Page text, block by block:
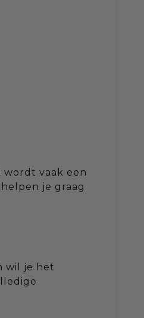
wordt vaak een
je graag
wil je het